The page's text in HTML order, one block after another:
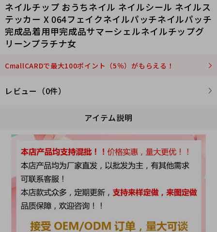
ネイルチップ おうちネイル ネイルシール ネイルス
テッカー X 064フェイクネイルパッチネイルパッチ
完成品着用甲完成品サマーシェルネイルチップグ
リーンプラチナ女
CmallCARDで最大100ポイント（5％）がもらえる！
レビュー（0件）
アイテム説明